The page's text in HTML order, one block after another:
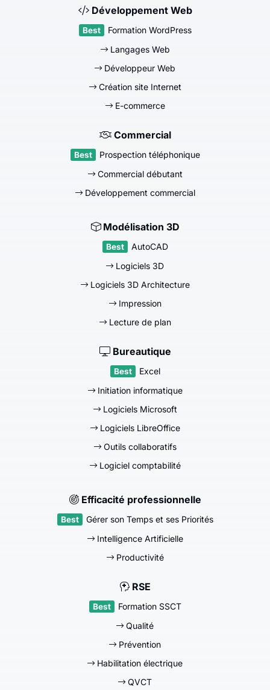
Développement Web
Formation WordPress
Langages Web
Développeur Web
Création site Internet
E-commerce
Commercial
Prospection téléphonique
Commercial débutant
Développement commercial
Modélisation 3D
AutoCAD
Logiciels 3D
Logiciels 3D Architecture
Impression
Lecture de plan
Bureautique
Excel
Initiation informatique
Logiciels Microsoft
Logiciels LibreOffice
Outils collaboratifs
Logiciel comptabilité
Efficacité professionnelle
Gérer son Temps et ses Priorités
Intelligence Artificielle
Productivité
RSE
Formation SSCT
Qualité
Prévention
Habilitation électrique
QVCT